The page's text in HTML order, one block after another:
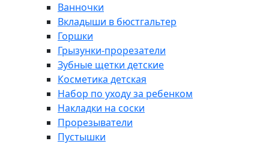
Ванночки
Вкладыши в бюстгальтер
Горшки
Грызунки-прорезатели
Зубные щетки детские
Косметика детская
Набор по уходу за ребенком
Накладки на соски
Прорезыватели
Пустышки